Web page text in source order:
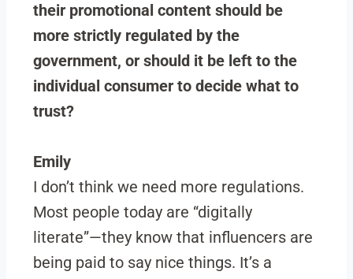
their promotional content should be
more strictly regulated by the
government, or should it be left to the
individual consumer to decide what to
trust?
Emily
I don’t think we need more regulations.
Most people today are “digitally
literate”—they know that influencers are
being paid to say nice things. It’s a